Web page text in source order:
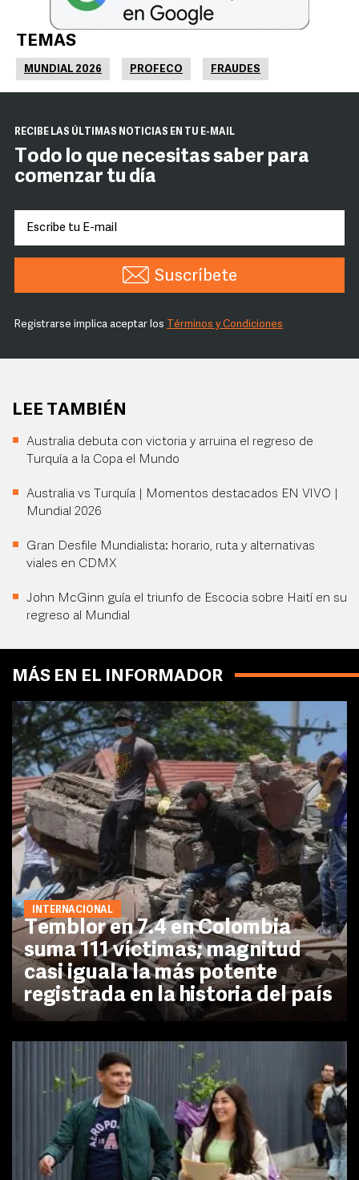
TEMAS
MUNDIAL 2026 PROFECO FRAUDES
RECIBE LAS ÚLTIMAS NOTICIAS EN TU E-MAIL
Todo lo que necesitas saber para
comenzar tu día
Suscríbete
Registrarse implica aceptar los Términos y Condiciones
LEE TAMBIÉN
Australia debuta con victoria y arruina el regreso de
Turquía a la Copa el Mundo
Australia vs Turquía | Momentos destacados EN VIVO |
Mundial 2026
Gran Desfile Mundialista: horario, ruta y alternativas
viales en CDMX
John McGinn guía el triunfo de Escocia sobre Haití en su
regreso al Mundial
MÁS EN EL INFORMADOR
INTERNACIONAL
Temblor en 7.4 en Colombia
suma 111 víctimas; magnitud
casi iguala la más potente
registrada en la historia del país